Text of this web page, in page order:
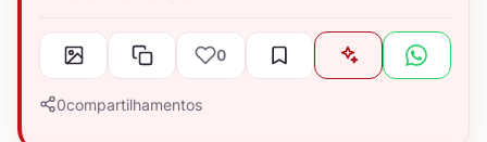
0
0compartilhamentos